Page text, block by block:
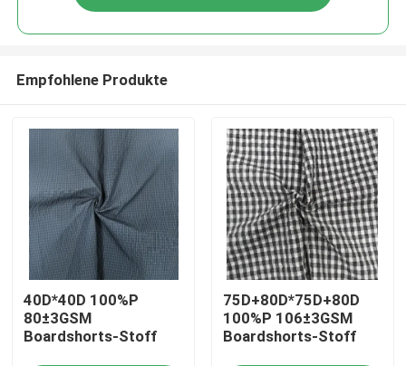
Empfohlene Produkte
40D*40D 100%P
80±3GSM
Boardshorts-Stoff
75D+80D*75D+80D
100%P 106±3GSM
Boardshorts-Stoff